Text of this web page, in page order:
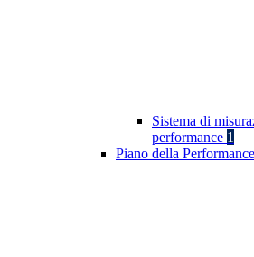
Sistema di
performance 1
Piano della Performance